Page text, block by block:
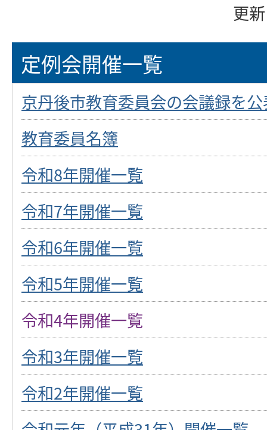
更
定例会開催一覧
京丹後市教育委員会の会議録を
教育委員名簿
令和8年開催一覧
令和7年開催一覧
令和6年開催一覧
令和5年開催一覧
令和4年開催一覧
令和3年開催一覧
令和2年開催一覧